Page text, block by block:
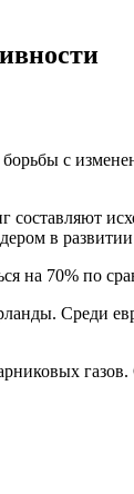
с
составляют
в
на 70% по
Среди